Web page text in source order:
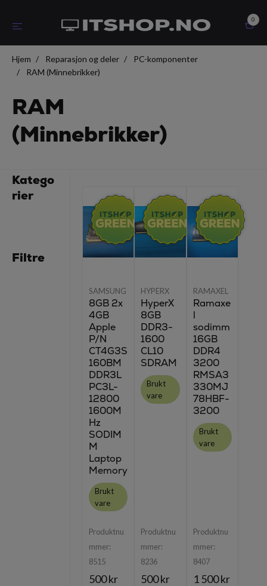
0
Hjem Reparasjon og deler
PC-komponenter
RAM (Minnebrikker)
RAM
(Minnebrikker)
Katego
rier
Filtre
SAMSUNG
8GB 2x
4GB
Apple
P/N
CT4G3S
160BM
DDR3L
PC3L-
12800
1600M
Hz
SODIM
M
Laptop
Memory
Brukt
vare
Produktnu
mmer:
8515
500 kr
HYPERX
HyperX
8GB
DDR3-
1600
CL10
SDRAM
Brukt
vare
Produktnu
mmer:
8236
500 kr
RAMAXEL
Ramaxe
l
sodimm
16GB
DDR4
3200
RMSA3
330MJ
78HBF-
3200
Brukt
vare
Produktnu
mmer:
8407
1 500 kr